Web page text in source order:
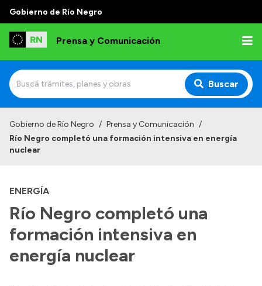
Gobierno de Río Negro
Prensa y Comunicación
Buscar
Institucional
Referentes de prensa
Archivo de noticias
Transparencia
Gobierno de Río Negro / Prensa y Comunicación /
Río Negro completó una formación intensiva en energía
nuclear
ENERGÍA
Río Negro completó una
formación intensiva en
energía nuclear